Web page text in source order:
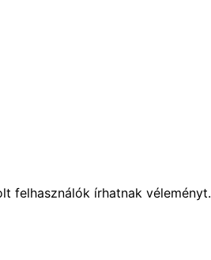
felhasználók írhatnak véleményt.